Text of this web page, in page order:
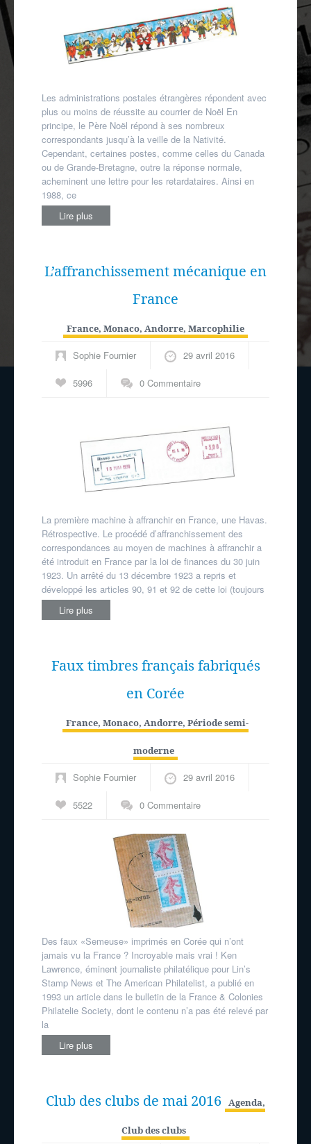
Les administrations postales étrangères répondent avec
plus ou moins de réussite au courrier de Noël En
principe, le Père Noël répond à ses nombreux
correspondants jusqu’à la veille de la Nativité.
Cependant, certaines postes, comme celles du Canada
ou de Grande-Bretagne, outre la réponse normale,
acheminent une lettre pour les retardataires. Ainsi en
1988, ce
Lire plus
L’affranchissement mécanique en
France
France, Monaco, Andorre, Marcophilie
Sophie Fournier 29 avril 2016
5996 0 Commentaire
La première machine à affranchir en France, une Havas.
Rétrospective. Le procédé d’affranchissement des
correspondances au moyen de machines à affranchir a
été introduit en France par la loi de finances du 30 juin
1923. Un arrêté du 13 décembre 1923 a repris et
développé les articles 90, 91 et 92 de cette loi (toujours
Lire plus
Faux timbres français fabriqués
en Corée
France, Monaco, Andorre, Période semi-
moderne
Sophie Fournier 29 avril 2016
5522 0 Commentaire
Des faux «Semeuse» imprimés en Corée qui n’ont
jamais vu la France ? Incroyable mais vrai ! Ken
Lawrence, éminent journaliste philatélique pour Lin’s
Stamp News et The American Philatelist, a publié en
1993 un article dans le bulletin de la France & Colonies
Philatelie Society, dont le contenu n’a pas été relevé par
la
Lire plus
Club des clubs de mai 2016 Agenda,
Club des clubs